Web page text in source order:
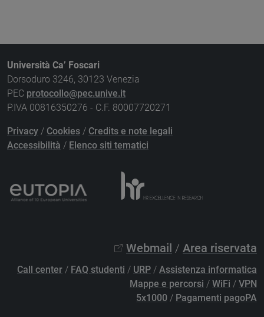
Università Ca’ Foscari
Dorsoduro 3246, 30123 Venezia
PEC protocollo@pec.unive.it
P.IVA 00816350276 - C.F. 80007720271
Privacy / Cookies / Credits e note legali
Accessibilità / Elenco siti tematici
Webmail / Area riservata
Call center / FAQ studenti / URP / Assistenza informatica
Mappe e percorsi / WiFi / VPN
5x1000 / Pagamenti pagoPA